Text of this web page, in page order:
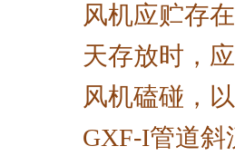
风机应贮存
天存放时，
风机磕碰，
GXF-I管道